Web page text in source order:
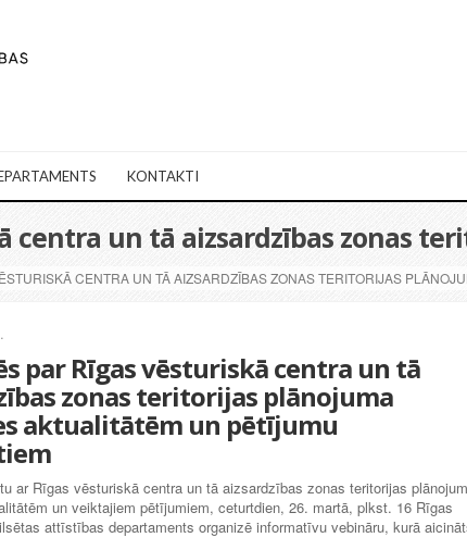
KONTAKTI
centra un tā aizsardzības zonas
CENTRA UN TĀ AIZSARDZĪBAS ZONAS TERITORIJAS
.
par Rīgas vēsturiskā centra un tā
zonas teritorijas plānojuma
aktualitātēm un pētījumu
ar Rīgas vēsturiskā centra un tā aizsardzības zonas teritorijas
un veiktajiem pētījumiem, ceturtdien, 26. martā, plkst. 16 Rīgas
attīstības departaments organizē informatīvu vebināru, kurā